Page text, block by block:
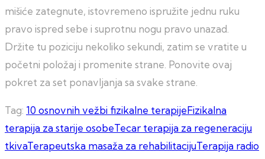
mišiće zategnute, istovremeno ispružite jednu ruku
pravo ispred sebe i suprotnu nogu pravo unazad.
Držite tu poziciju nekoliko sekundi, zatim se vratite u
početni položaj i promenite strane. Ponovite ovaj
pokret za set ponavljanja sa svake strane.
Tag: 10 osnovnih vežbi fizikalne terapijeFizikalna
terapija za starije osobeTecar terapija za regeneraciju
tkivaTerapeutska masaža za rehabilitacijuTerapija radio